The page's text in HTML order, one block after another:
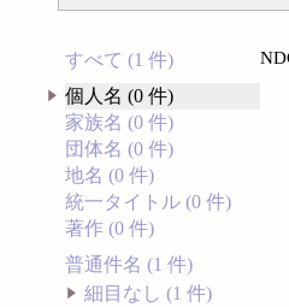
すべて (1 件)
個人名 (0 件)
家族名 (0 件)
団体名 (0 件)
地名 (0 件)
統一タイトル (0 件)
著作 (0 件)
普通件名 (1 件)
細目なし (1 件)